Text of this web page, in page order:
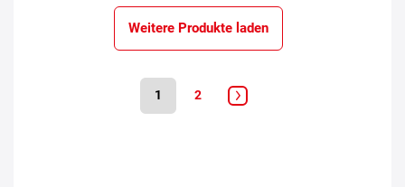
Weitere Produkte laden
1 2